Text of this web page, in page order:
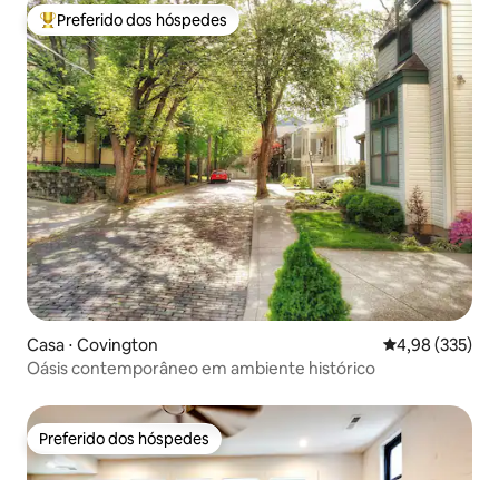
Entre os melhores preferidos dos hóspedes
Preferido dos hóspedes
Casa ⋅ Covington 4,98 de uma
4,98 (335)
Oásis contemporâneo em ambiente histórico
Preferido dos hóspedes
Preferido dos hóspedes